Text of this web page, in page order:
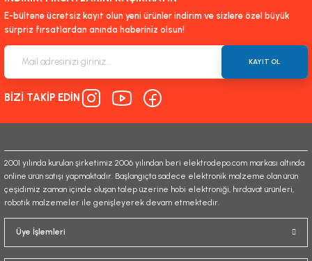
E-bültene ücretsiz kayıt olun yeni ürünler indirim ve sizlere özel büyük
sürpriz fırsatlardan anında haberiniz olsun!
KAYIT OL
BİZİ TAKİP EDİN
2001 yılında kurulan şirketimiz 2006 yılından beri elektrodepo.com markası altında
online ürün satışı yapmaktadır. Başlangıçta sadece elektronik malzeme olan ürün
çeşidimiz zaman içinde oluşan talep üzerine hobi elektroniği, hırdavat ürünleri,
robotik malzemeler ile genişleyerek devam etmektedir.
Üye İşlemleri